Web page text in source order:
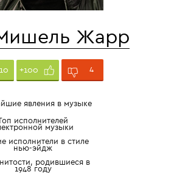
Жарр
+100 4
явления в музыке
исполнителей
музыки
исполнители в стиле
нью-эйдж
родившиеся в
1948 году